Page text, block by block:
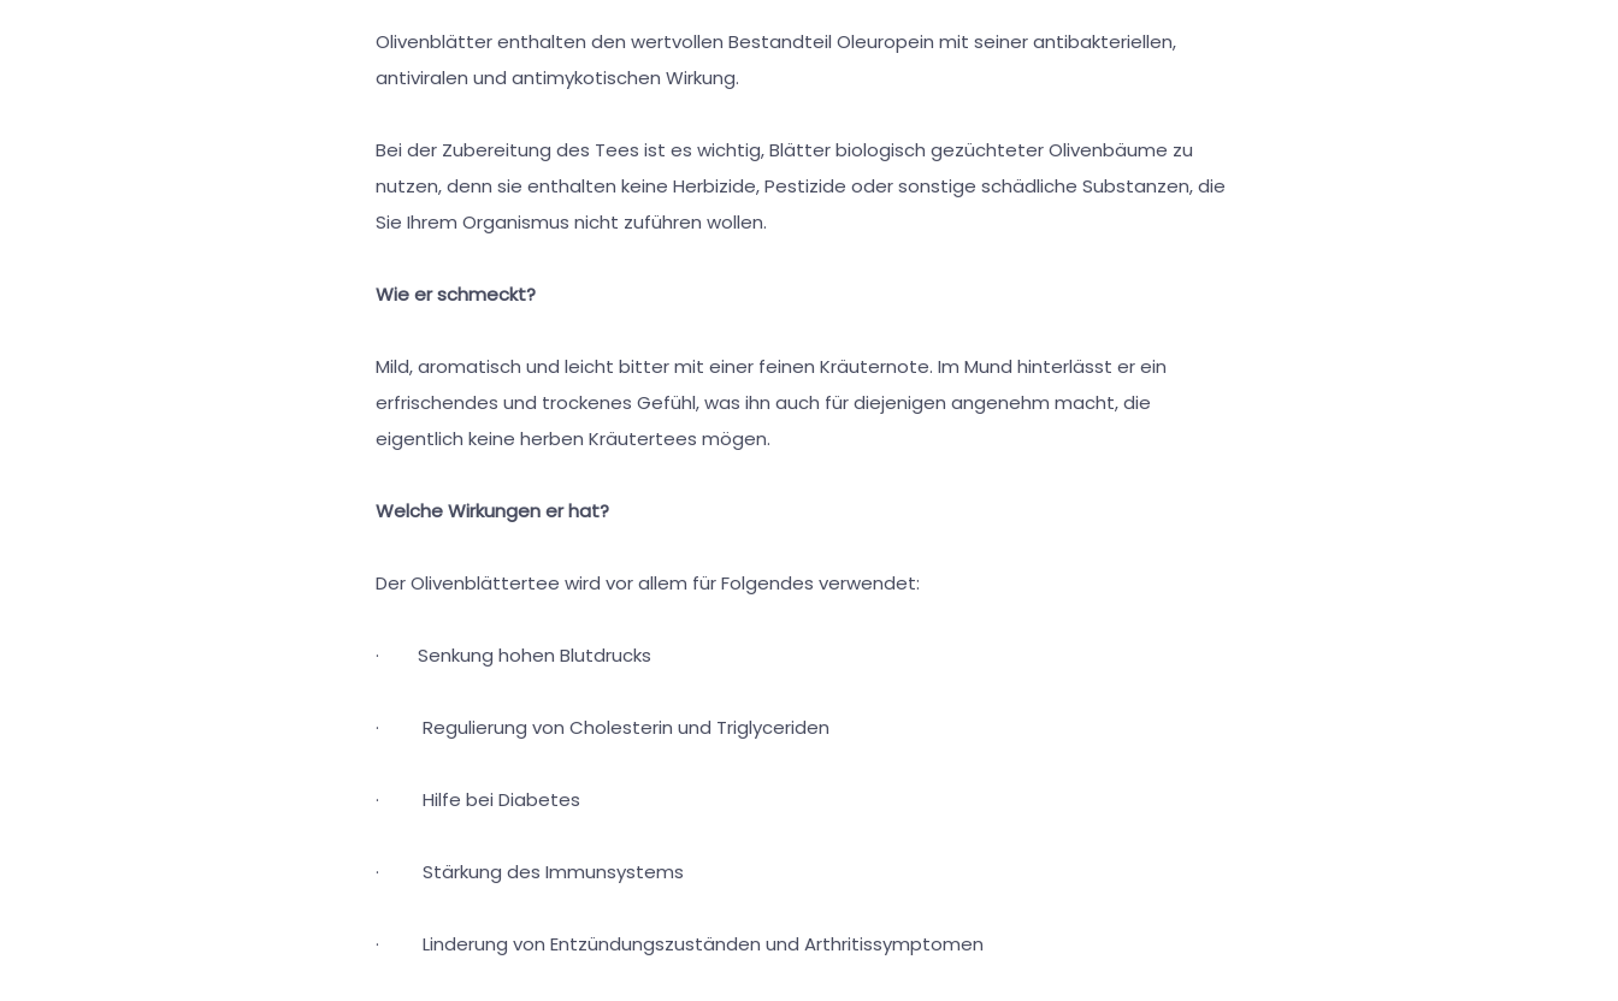
Olivenblätter enthalten den wertvollen Bestandteil Oleuropein mit seiner antibakteriellen,
antiviralen und antimykotischen Wirkung.
Bei der Zubereitung des Tees ist es wichtig, Blätter biologisch gezüchteter Olivenbäume zu
nutzen, denn sie enthalten keine Herbizide, Pestizide oder sonstige schädliche Substanzen, die
Sie Ihrem Organismus nicht zuführen wollen.
Wie er schmeckt?
Mild, aromatisch und leicht bitter mit einer feinen Kräuternote. Im Mund hinterlässt er ein
erfrischendes und trockenes Gefühl, was ihn auch für diejenigen angenehm macht, die
eigentlich keine herben Kräutertees mögen.
Welche Wirkungen er hat?
Der Olivenblättertee wird vor allem für Folgendes verwendet:
· Senkung hohen Blutdrucks
· Regulierung von Cholesterin und Triglyceriden
· Hilfe bei Diabetes
· Stärkung des Immunsystems
· Linderung von Entzündungszuständen und Arthritissymptomen